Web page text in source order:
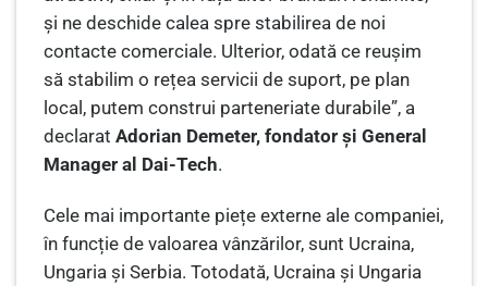
și ne deschide calea spre stabilirea de noi
contacte comerciale. Ulterior, odată ce reușim
să stabilim o rețea servicii de suport, pe plan
local, putem construi parteneriate durabile”, a
declaratAdorian Demeter, fondator și General
Manager al Dai-Tech.
Cele mai importante piețe externe ale companiei,
în funcție de valoarea vânzărilor, sunt Ucraina,
Ungaria și Serbia. Totodată, Ucraina și Ungaria